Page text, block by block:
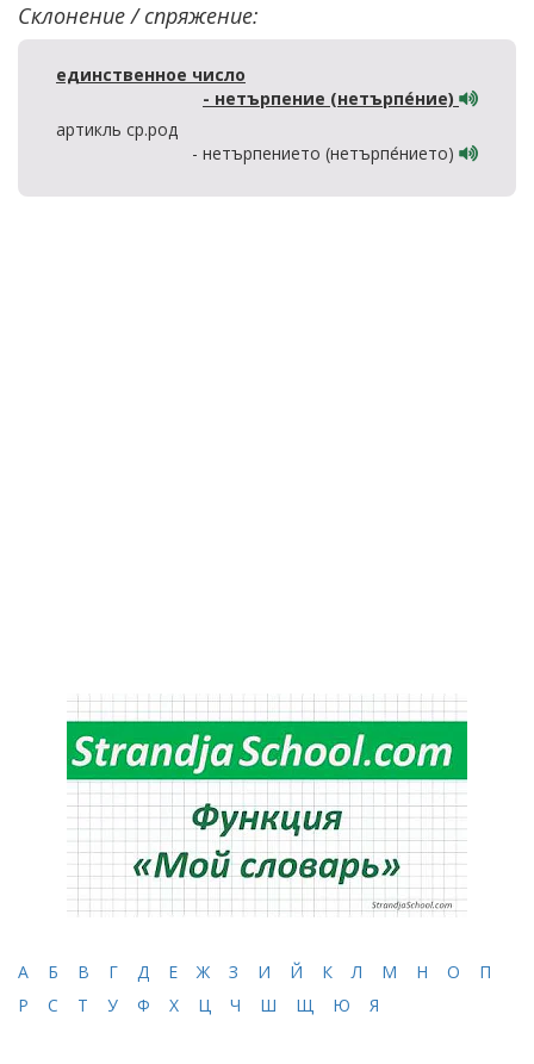
Склонение / спряжение:
единственное число
- нетърпение (нетърпе́ние)
артикль ср.род
- нетърпението (нетърпе́нието)
А Б В Г Д Е Ж З И Й К Л М Н О
П
Р
С Т У Ф Х Ц Ч Ш Щ Ю Я